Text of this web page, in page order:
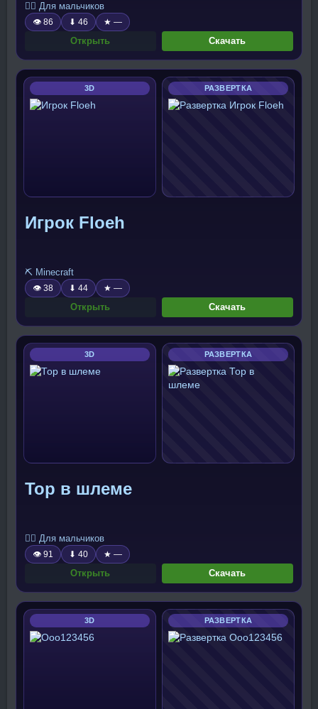
🧍‍♂️ Для мальчиков
👁 86 ⬇ 46 ★ —
Открыть Скачать
3D РАЗВЕРТКА
Игрок Floeh
⛏️ Minecraft
👁 38 ⬇ 44 ★ —
Открыть Скачать
3D РАЗВЕРТКА
Тор в шлеме
🧍‍♂️ Для мальчиков
👁 91 ⬇ 40 ★ —
Открыть Скачать
3D РАЗВЕРТКА